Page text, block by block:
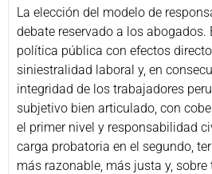
La elección del modelo de
debate reservado a los abogados.
política pública con efectos
siniestralidad laboral y, en
integridad de los trabajadores
subjetivo bien articulado, con
el primer nivel y responsabilidad
carga probatoria en el segundo,
más razonable, más justa y,